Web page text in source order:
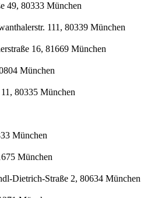
49, 80333 München
111, 80339 München
16, 81669 München
München
80335 München
München
München
Dietrich-Straße 2, 80634 München